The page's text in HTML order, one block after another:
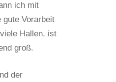
ich mit
gute Vorarbeit
Hallen, ist
groß.
der